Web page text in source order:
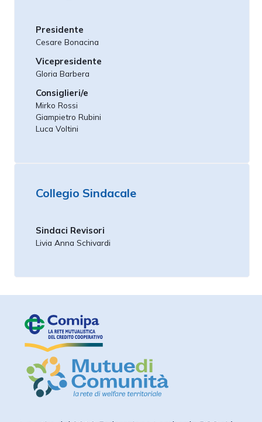
Presidente
Cesare Bonacina
Vicepresidente
Gloria Barbera
Consiglieri/e
Mirko Rossi
Giampietro Rubini
Luca Voltini
Collegio Sindacale
Sindaci Revisori
Livia Anna Schivardi